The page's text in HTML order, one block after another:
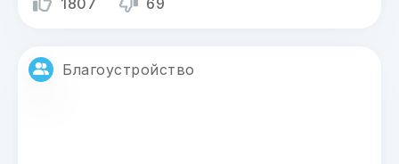
1807 69
Благоустройство